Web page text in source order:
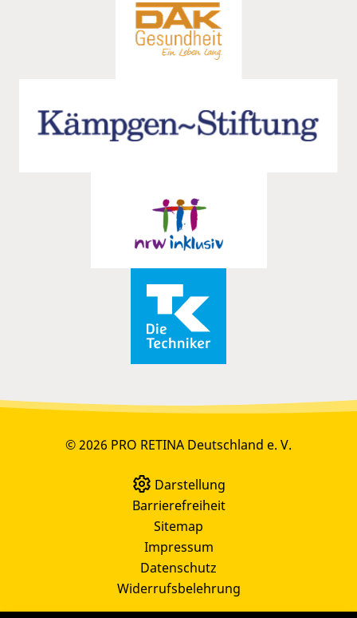
© 2026 PRO RETINA Deutschland e. V.
Darstellung
Barrierefreiheit
Sitemap
Impressum
Datenschutz
Widerrufsbelehrung